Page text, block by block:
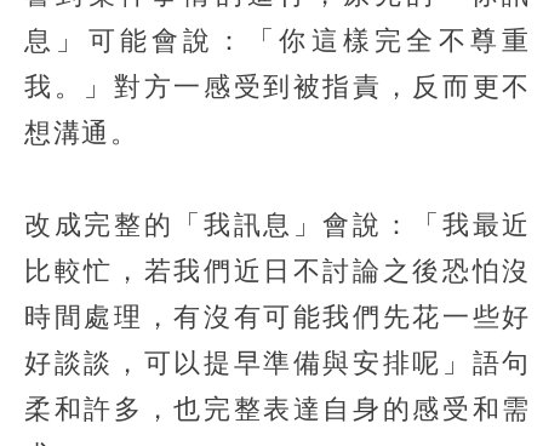
息」可能會說：「你這樣完全不尊重
我。」對方一感受到被指責，反而更不
想溝通。​
改成完整的「我訊息」會說：「我最近
比較忙，若我們近日不討論之後恐怕沒
時間處理，有沒有可能我們先花一些好
好談談，可以提早準備與安排呢」語句
柔和許多，也完整表達自身的感受和需